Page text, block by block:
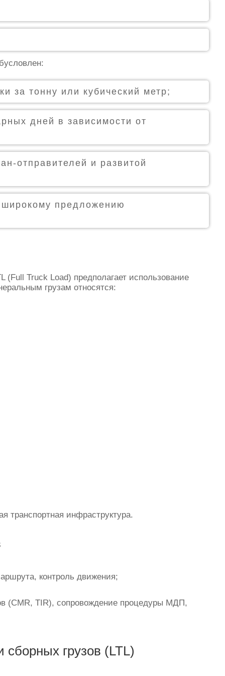
за тонну или кубический метр;
дней в зависимости от
и развитой
широкому предложению
(Full Truck Load) предполагает использование
грузам относятся:
транспортная инфраструктура.
контроль движения;
(CMR, TIR), сопровождение процедуры МДП,
грузов (LTL)